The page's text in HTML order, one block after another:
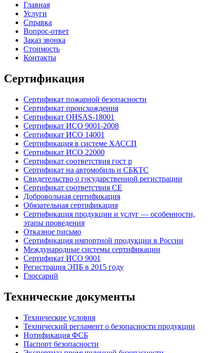
Главная
Услуги
Справка
Вопрос-ответ
Заказ звонка
Стоимость
Контакты
Сертификация
Сертификат пожарной безопасности
Сертификат происхождения
Сертификат OHSAS-18001
Сертификат ИСО 9001-2008
Сертификат ИСО 14001
Сертификация в системе ХАССП
Сертификат ИСО 22000
Сертификат соответствия гост р
Сертификат на автомобиль и СБКТС
Свидетельство о государственной регистрации
Сертификат соответствия СЕ
Добровольная сертификация
Обязательная сертификация
Сертификация продукции и услуг — особенности,
этапы проведения
Отказное письмо
Сертификация импортной продукции в России
Международные системы сертификации
Сертификат ИСО 9001
Регистрация ЭПБ в 2015 году
Глоссарий
Технические документы
Технические условия
Технический регламент о безопасности продукции
Нотификация ФСБ
Паспорт безопасности